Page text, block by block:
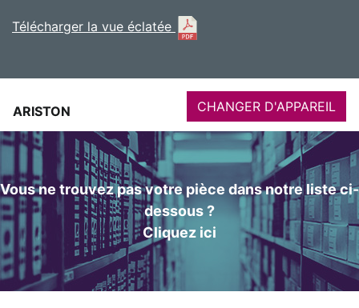
Télécharger la vue éclatée
ARISTON CHANGER D'APPAREIL
Vous ne trouvez pas votre pièce dans notre liste ci-
dessous ?
Cliquez ici